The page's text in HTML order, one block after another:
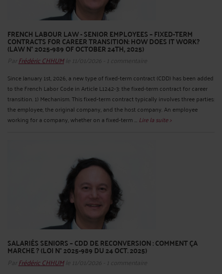
FRENCH LABOUR LAW - SENIOR EMPLOYEES – FIXED-TERM
CONTRACTS FOR CAREER TRANSITION: HOW DOES IT WORK?
(LAW N° 2025-989 OF OCTOBER 24TH, 2025)
Par Frédéric CHHUMle 11/01/2026 - 1 commentaire
Since January 1st, 2026, a new type of fixed-term contract (CDD) has been added
to the French Labor Code in Article L1242-3: the fixed-term contract for career
transition. 1) Mechanism. This fixed-term contract typically involves three parties:
the employee, the original company, and the host company. An employee
working for a company, whether on a fixed-term ... Lire la suite >
SALARIÉS SENIORS – CDD DE RECONVERSION : COMMENT ÇA
MARCHE ? (LOI N° 2025-989 DU 24 OCT. 2025)
Par Frédéric CHHUMle 11/01/2026 - 1 commentaire